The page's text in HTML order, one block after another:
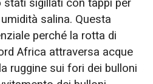
salina. Questa
perché la rotta di
Africa attraversa acque
ruggine sui fori dei bulloni